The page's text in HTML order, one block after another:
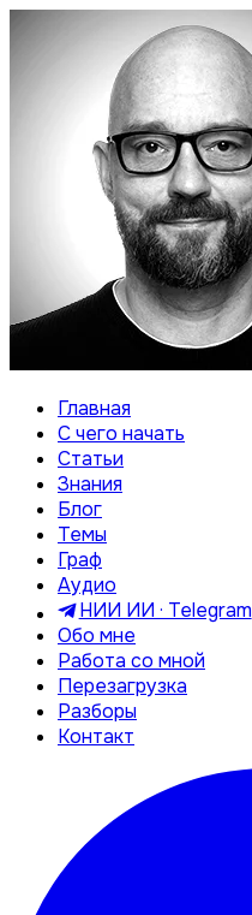
Главная
С чего начать
Статьи
Знания
Блог
Темы
Граф
Аудио
НИИ ИИ · Telegram
Обо мне
Работа со мной
Перезагрузка
Разборы
Контакт